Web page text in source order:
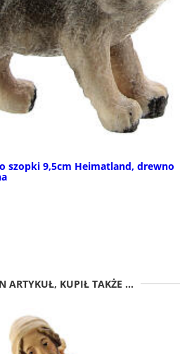
szopki 9,5cm Heimatland, drewno
ARTYKUŁ, KUPIŁ TAKŻE ...